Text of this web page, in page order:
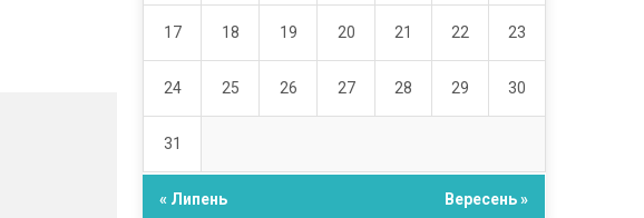
17 18 19 20 21 22 23
24 25 26 27 28 29 30
31
« Липень Вересень »